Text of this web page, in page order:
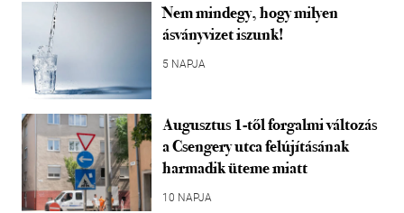
Nem mindegy, hogy milyen
ásványvizet iszunk!
5 NAPJA
Augusztus 1-től forgalmi változás
a Csengery utca felújításának
harmadik üteme miatt
10 NAPJA